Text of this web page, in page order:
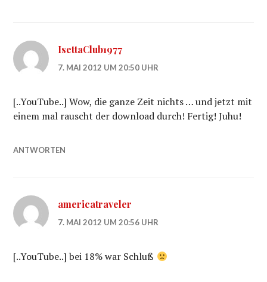
IsettaClub1977
7. MAI 2012 UM 20:50 UHR
[..YouTube..] Wow, die ganze Zeit nichts … und jetzt mit
einem mal rauscht der download durch! Fertig! Juhu!
ANTWORTEN
americatraveler
7. MAI 2012 UM 20:56 UHR
[..YouTube..] bei 18% war Schluß